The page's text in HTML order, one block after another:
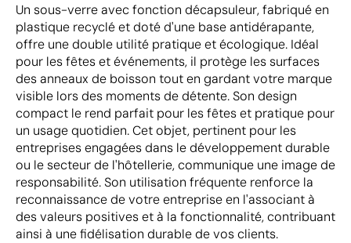
Un sous-verre avec fonction décapsuleur, fabriqué en
plastique recyclé et doté d'une base antidérapante,
offre une double utilité pratique et écologique. Idéal
pour les fêtes et événements, il protège les surfaces
des anneaux de boisson tout en gardant votre marque
visible lors des moments de détente. Son design
compact le rend parfait pour les fêtes et pratique pour
un usage quotidien. Cet objet, pertinent pour les
entreprises engagées dans le développement durable
ou le secteur de l'hôtellerie, communique une image de
responsabilité. Son utilisation fréquente renforce la
reconnaissance de votre entreprise en l'associant à
des valeurs positives et à la fonctionnalité, contribuant
ainsi à une fidélisation durable de vos clients.